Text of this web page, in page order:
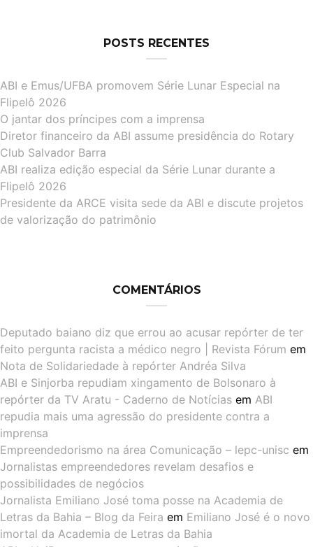
POSTS RECENTES
ABI e Emus/UFBA promovem Série Lunar Especial na
Flipelô 2026
O jantar dos príncipes com a imprensa
Diretor financeiro da ABI assume presidência do Rotary
Club Salvador Barra
ABI realiza edição especial da Série Lunar durante a
Flipelô 2026
Presidente da ARCE visita sede da ABI e discute projetos
de valorização do patrimônio
COMENTÁRIOS
Deputado baiano diz que errou ao acusar repórter de ter
feito pergunta racista a médico negro | Revista Fórum em
Nota de Solidariedade à repórter Andréa Silva
ABI e Sinjorba repudiam xingamento de Bolsonaro à
repórter da TV Aratu - Caderno de Notícias em ABI
repudia mais uma agressão do presidente contra a
imprensa
Empreendedorismo na área Comunicação – lepc-unisc em
Jornalistas empreendedores revelam desafios e
possibilidades de negócios
Jornalista Emiliano José toma posse na Academia de
Letras da Bahia – Blog da Feira em Emiliano José é o novo
imortal da Academia de Letras da Bahia